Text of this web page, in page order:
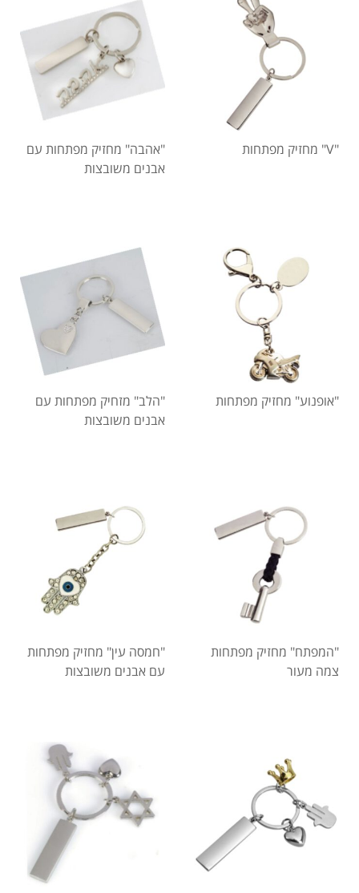
"V" מחזיק מפתחות
"אהבה" מחזיק מפתחות עם
אבנים משובצות
"אופנוע" מחזיק מפתחות
"הלב" מזחיק מפתחות עם
אבנים משובצות
"המפתח" מחזיק מפתחות
צמה מעור
"חמסה עין" מחזיק מפתחות
עם אבנים משובצות